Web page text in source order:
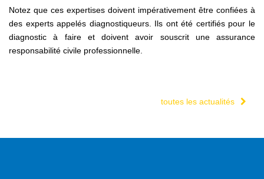
Notez que ces expertises doivent impérativement être confiées à
des experts appelés diagnostiqueurs. Ils ont été certifiés pour le
diagnostic à faire et doivent avoir souscrit une assurance
responsabilité civile professionnelle.
toutes les actualités